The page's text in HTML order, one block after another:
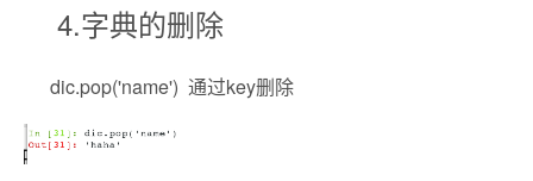
4.字典的删除
dic.pop('name') 通过key删除